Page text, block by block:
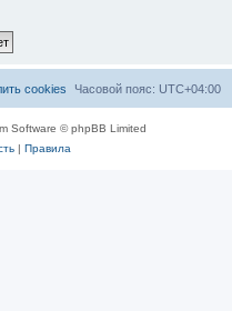
Часовой пояс: UTC+04:00
cookies
Software © phpBB Limited
| Правила